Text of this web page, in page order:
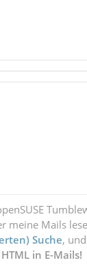
meine Mails
Suche,
in E-Mails!